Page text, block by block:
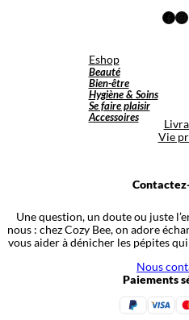
Eshop
Beauté
Bien-être
Hygiène & Soins
Se faire plaisir
Accessoires
Vie
Une question, un doute ou juste
nous : chez Cozy Bee, on adore
vous aider à dénicher les pépites
Nous
Paiements